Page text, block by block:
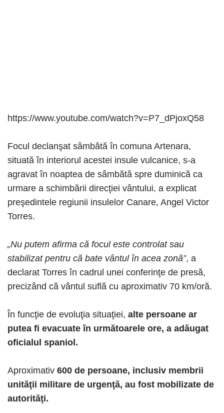
https://www.youtube.com/watch?v=P7_dPjoxQ58
Focul declanşat sâmbătă în comuna Artenara,
situată în interiorul acestei insule vulcanice, s-a
agravat în noaptea de sâmbătă spre duminică ca
urmare a schimbării direcţiei vântului, a explicat
preşedintele regiunii insulelor Canare, Angel Victor
Torres.
„Nu putem afirma că focul este controlat sau
stabilizat pentru că bate vântul în acea zonă”, a
declarat Torres în cadrul unei conferinţe de presă,
precizând că vântul suflă cu aproximativ 70 km/oră.
În funcţie de evoluţia situaţiei, alte persoane ar
putea fi evacuate în următoarele ore, a adăugat
oficialul spaniol.
Aproximativ 600 de persoane, inclusiv membrii
unităţii militare de urgenţă, au fost mobilizate de
autorităţi.